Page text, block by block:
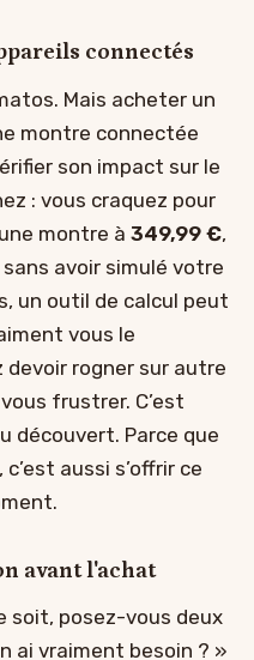
connectés
Mais acheter un
montre connectée
son impact sur le
: vous craquez pour
montre à 349,99 €,
avoir simulé votre
un outil de calcul peut
vous le
rogner sur autre
frustrer. C’est
découvert. Parce que
, c’est aussi s’offrir ce
avant l'achat
soit, posez-vous deux
ai vraiment besoin ? »